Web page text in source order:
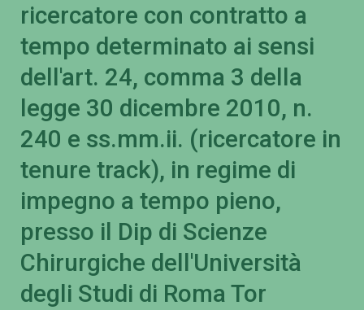
ricercatore con contratto a
tempo determinato ai sensi
dell'art. 24, comma 3 della
legge 30 dicembre 2010, n.
240 e ss.mm.ii. (ricercatore in
tenure track), in regime di
impegno a tempo pieno,
presso il Dip di Scienze
Chirurgiche dell'Università
degli Studi di Roma Tor